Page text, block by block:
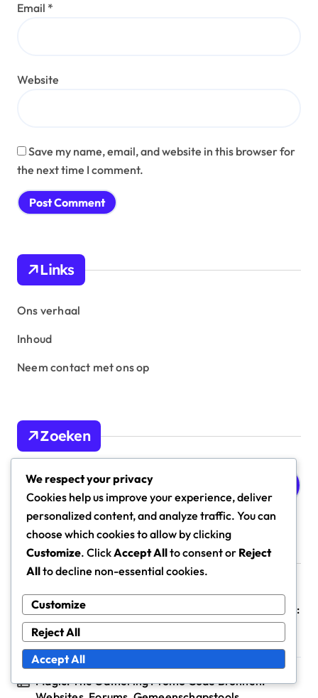
Email *
Website
Save my name, email, and website in this browser for
the next time I comment.
Links
Ons verhaal
Inhoud
Neem contact met ons op
Zoeken
Recente berichten
Magic: The Gathering Promotiecode Geschiedenis:
Vorige Promoties, Evolutie Door de Tijd, Impact op
Gameplay
Magic: The Gathering Promo Code Bronnen:
We respect your privacy
Cookies help us improve your experience, deliver
personalized content, and analyze traffic. You can
choose which cookies to allow by clicking
Customize. ClickAccept Allto consent or Reject
Allto decline non-essential cookies.
Customize
Reject All
Accept All